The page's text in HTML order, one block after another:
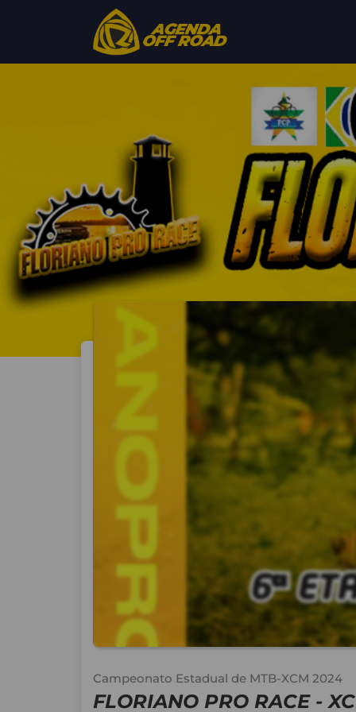
Campeonato Estadual de MTB-XCM 2024
FLORIANO PRO RACE -